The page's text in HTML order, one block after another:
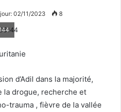
02/11/2023 8
d’Adil dans la majorité,
la drogue, recherche et
trauma , fièvre de la vallée